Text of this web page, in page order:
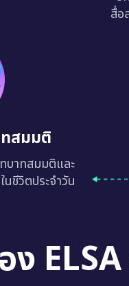
สื่อ
สมมติ
บาทสมมติและ
ชีวิตประจำวัน
ง